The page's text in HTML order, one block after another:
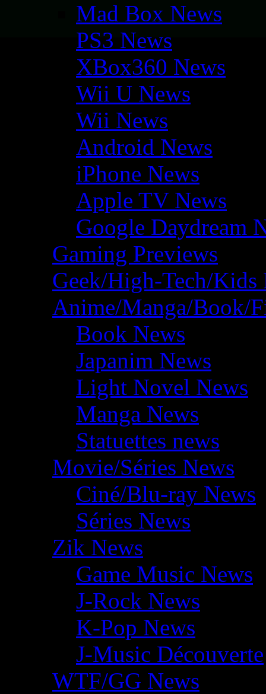
Mad Box News
PS3 News
XBox360 News
Wii U News
Wii News
Android News
iPhone News
Apple TV News
Google Daydream
Gaming Previews
Geek/High-Tech/Kids
Anime/Manga/Book/
Book News
Japanim News
Light Novel News
Manga News
Statuettes news
Movie/Séries News
Ciné/Blu-ray News
Séries News
Zik News
Game Music News
J-Rock News
K-Pop News
J-Music Découverte
WTF/GG News